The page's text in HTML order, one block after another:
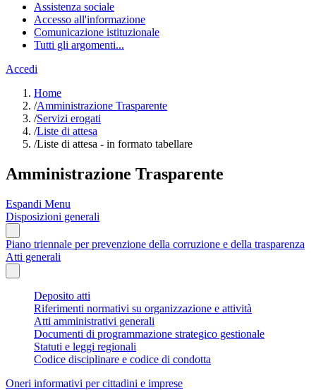
Assistenza sociale
Accesso all'informazione
Comunicazione istituzionale
Tutti gli argomenti...
Accedi
Home
/Amministrazione Trasparente
/Servizi erogati
/Liste di attesa
/Liste di attesa - in formato tabellare
Amministrazione Trasparente
Espandi Menu
Disposizioni generali
Piano triennale per prevenzione della corruzione e della trasparenza
Atti generali
Deposito atti
Riferimenti normativi su organizzazione e attività
Atti amministrativi generali
Documenti di programmazione strategico gestionale
Statuti e leggi regionali
Codice disciplinare e codice di condotta
Oneri informativi per cittadini e imprese